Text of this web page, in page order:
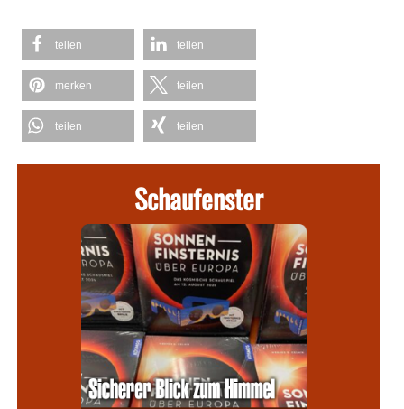
teilen teilen
merken teilen
teilen teilen
Schaufenster